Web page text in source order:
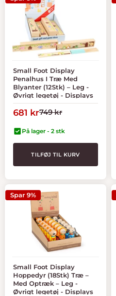
Small Foot Display
Penalhus I Træ Med
Blyanter (12Stk) – Leg -
Øvrigt legetøj - Displays
Tilbudspris
681 krNormal
749 kr
På lager - 2 stk
TILFØJ TIL KURV
Spar 9%
Small Foot Display
Hoppedyr (18Stk) Træ –
Med Optræk – Leg -
Øvrigt legetøj - Displays